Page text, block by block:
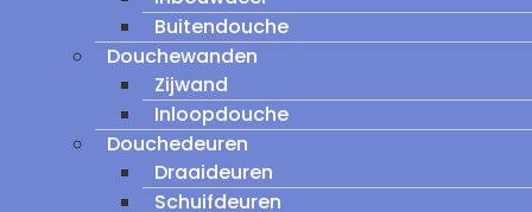
Buitendouche
Douchewanden
Zijwand
Inloopdouche
Douchedeuren
Draaideuren
Schuifdeuren